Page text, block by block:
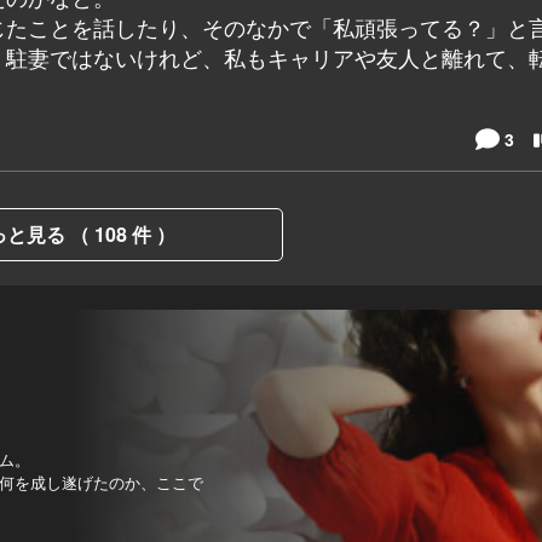
ことを話したり、そのなかで「私頑張ってる？」と
妻ではないけれど、私もキャリアや友人と離れて、
3
見る （ 108 件 ）
。
を成し遂げたのか、ここで